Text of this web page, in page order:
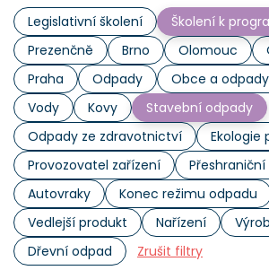
Legislativní školení Školení k
Prezenčně
Brno Olomouc
Praha
Odpady Obce a odpady
Vody
Kovy
Stavební odpady
Odpady ze zdravotnictví
Ekologie
Provozovatel zařízení
Autovraky
Konec režimu odpadu
Vedlejší produkt
Nařízení
Dřevní odpad
Zrušit filtry